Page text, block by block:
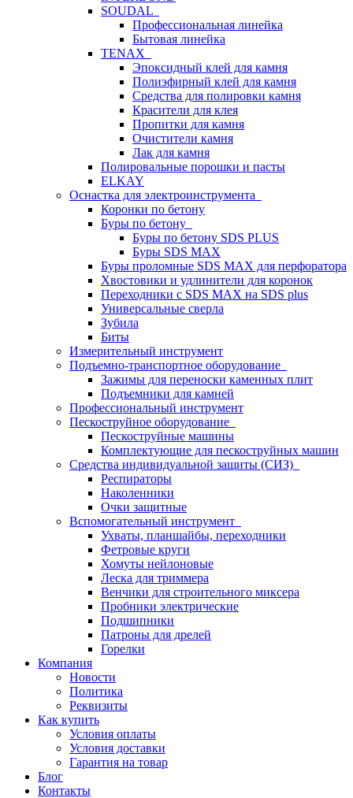
SOUDAL
Профессиональная линейка
Бытовая линейка
TENAX
Эпоксидный клей для камня
Полиэфирный клей для камня
Средства для полировки камня
Красители для клея
Пропитки для камня
Очистители камня
Лак для камня
Полировальные порошки и пасты
ELKAY
Оснастка для электроинструмента
Коронки по бетону
Буры по бетону
Буры по бетону SDS PLUS
Буры SDS MAX
Буры проломные SDS MAX для перфоратора
Хвостовики и удлинители для коронок
Переходники с SDS MAX на SDS plus
Универсальные сверла
Зубила
Биты
Измерительный инструмент
Подъемно-транспортное оборудование
Зажимы для переноски каменных плит
Подъемники для камней
Профессиональный инструмент
Пескоструйное оборудование
Пескоструйные машины
Комплектующие для пескоструйных машин
Средства индивидуальной защиты (СИЗ)
Респираторы
Наколенники
Очки защитные
Вспомогательный инструмент
Ухваты, планшайбы, переходники
Фетровые круги
Хомуты нейлоновые
Леска для триммера
Венчики для строительного миксера
Пробники электрические
Подшипники
Патроны для дрелей
Горелки
Компания
Новости
Политика
Реквизиты
Как купить
Условия оплаты
Условия доставки
Гарантия на товар
Блог
Контакты